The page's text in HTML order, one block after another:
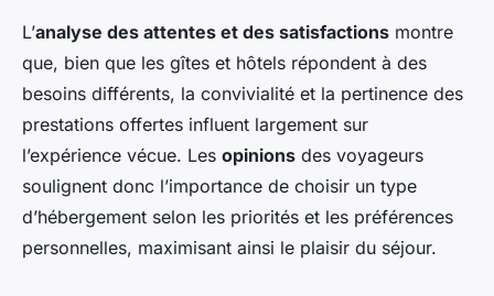
L’analyse des attentes et des satisfactions montre
que, bien que les gîtes et hôtels répondent à des
besoins différents, la convivialité et la pertinence des
prestations offertes influent largement sur
l’expérience vécue. Les opinions des voyageurs
soulignent donc l’importance de choisir un type
d’hébergement selon les priorités et les préférences
personnelles, maximisant ainsi le plaisir du séjour.